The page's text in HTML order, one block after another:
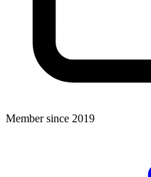
Member since 2019